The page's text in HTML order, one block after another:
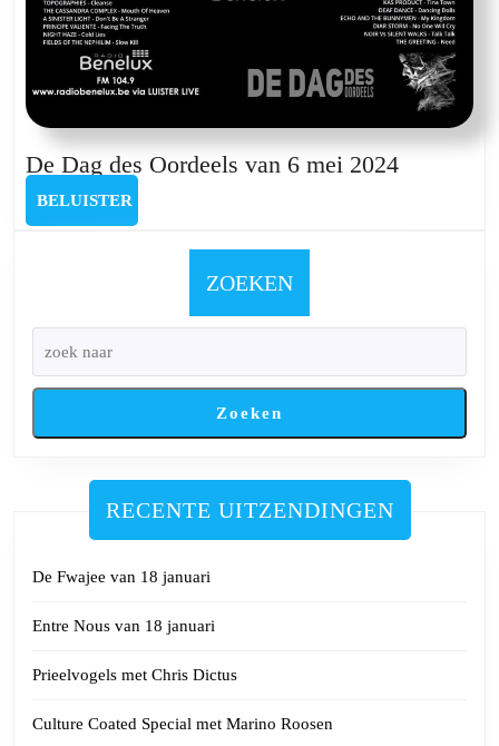
De Dag des Oordeels van 6 mei 2024De
mei
BELUISTER
ZOEKEN
Zoeken
RECENTE UITZENDINGEN
De Fwajee van 18 januari
Entre Nous van 18 januari
Prieelvogels met Chris Dictus
Culture Coated Special met Marino Roosen